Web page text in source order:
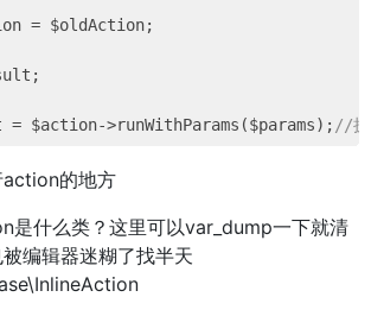
= $oldAction;
= $action->runWithParams($params);
//执
action的地方
是什么类？这里可以var_dump一下就清
编辑器迷糊了找半天